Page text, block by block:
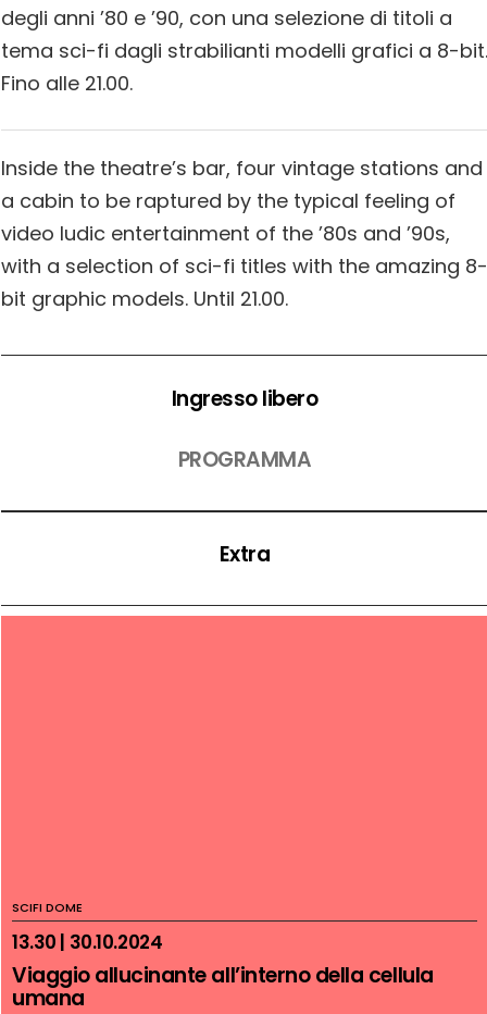
degli anni ’80 e ’90, con una selezione di titoli a
tema sci-fi dagli strabilianti modelli grafici a 8-bit.
Fino alle 21.00.
Inside the theatre’s bar, four vintage stations and
a cabin to be raptured by the typical feeling of
video ludic entertainment of the ’80s and ’90s,
with a selection of sci-fi titles with the amazing 8-
bit graphic models. Until 21.00.
Ingresso libero
PROGRAMMA
Extra
SCIFI DOME
13.30 | 30.10.2024
Viaggio allucinante all’interno della cellula
umana